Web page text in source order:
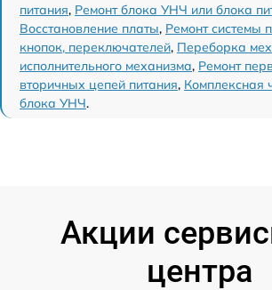
питания, Ремонт блока УНЧ или блока
Восстановление платы, Ремонт системы
кнопок, переключателей, Переборка
исполнительного механизма, Ремонт
вторичных цепей питания, Комплексная
блока УНЧ.
Акции
центра